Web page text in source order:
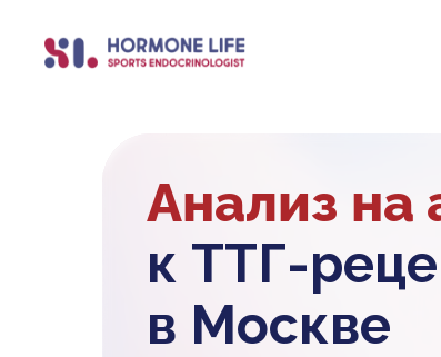
Анализ на
к ТТГ-
в Москве